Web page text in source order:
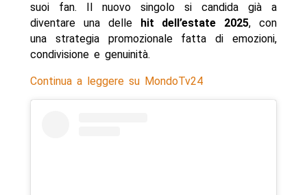
suoi fan. Il nuovo singolo si candida già a
diventare una delle
hit dell’estate 2025, con
una strategia promozionale fatta di emozioni,
condivisione e genuinità.
Continua a leggere su MondoTv24